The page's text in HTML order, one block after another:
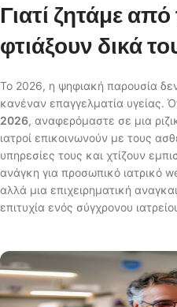
Γιατί ζητάμε
φτιάξουν δικά
Το 2026, η ψηφιακή παρουσία δεν
κανέναν επαγγελματία υγείας.
2026, αναφερόμαστε σε μια
ιατροί επικοινωνούν με τους
υπηρεσίες τους και χτίζουν
ανάγκη για προσωπικό ιατρικό
αλλά μια επιχειρηματική
επιτυχία ενός σύγχρονου